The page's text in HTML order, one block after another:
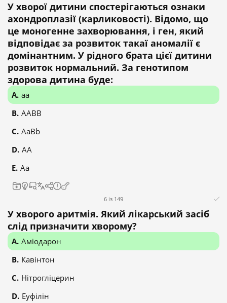
У хворої дитини спостерігаються ознаки
ахондроплазії (карликовості). Відомо, що
це моногенне захворювання, і ген, який
відповідає за розвиток такаї аномалії є
домінантним. У рідного брата цієї дитини
розвиток нормальний. За генотипом
здорова дитина буде:
aa
AABB
AaBb
AA
Aa
6 із 149
У хворого аритмія. Який лікарський засіб
слід призначити хворому?
Аміодарон
Кавінтон
Нітрогліцерин
Еуфілін